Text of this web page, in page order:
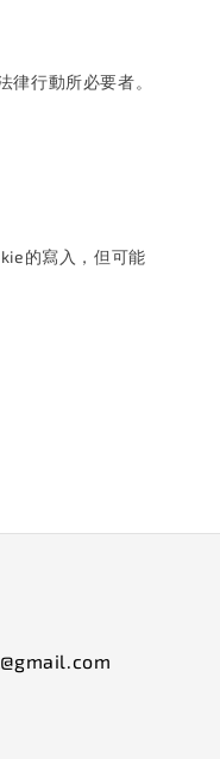
行動所必要者。
的寫入，但可能